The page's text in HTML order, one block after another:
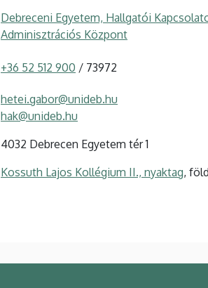
Debreceni Egyetem, Hallgatói
Adminisztrációs Központ
+36 52 512 900 / 73972
hetei.gabor@unideb.hu
hak@unideb.hu
4032 Debrecen Egyetem tér 1
Kossuth Lajos Kollégium II., nyaktag,